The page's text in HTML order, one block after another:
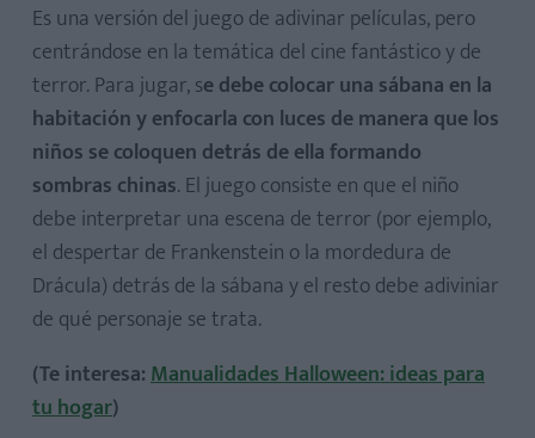
Es una versión del juego de adivinar películas, pero
centrándose en la temática del cine fantástico y de
terror. Para jugar, se debe colocar una sábana en la
habitación y enfocarla con luces de manera que los
niños se coloquen detrás de ella formando
sombras chinas. El juego consiste en que el niño
debe interpretar una escena de terror (por ejemplo,
el despertar de Frankenstein o la mordedura de
Drácula) detrás de la sábana y el resto debe adiviniar
de qué personaje se trata.
(Te interesa:Manualidades Halloween: ideas para
tu hogar)